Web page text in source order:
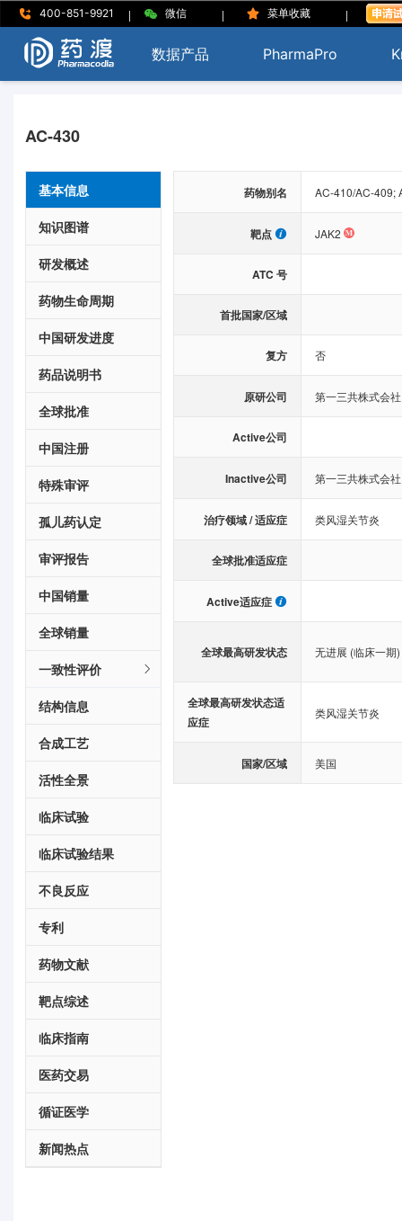
400-851-9921 | 微信 | 菜单收藏 |
数据产品 PharmaPro
AC-430
基本信息
知识图谱
研发概述
药物生命周期
中国研发进度
药品说明书
全球批准
中国注册
特殊审评
孤儿药认定
审评报告
中国销量
全球销量
一致性评价
结构信息
合成工艺
活性全景
临床试验
临床试验结果
不良反应
专利
药物文献
靶点综述
临床指南
医药交易
循证医学
新闻热点
药物别名 AC-410/AC-409;
靶点 JAK2
ATC 号
首批国家/区域
复方 否
原研公司 第一三共株式会社
Active公司
Inactive公司 第一三共株式会社
治疗领域 / 适应症 类风湿关节炎
全球批准适应症
Active适应症
全球最高研发状态 无进展 (临床一期)
全球最高研发状态适
应症
类风湿关节炎
国家/区域 美国